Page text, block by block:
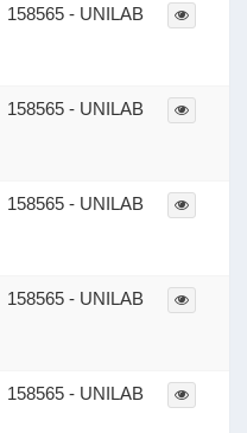
158565 - UNILAB
158565 - UNILAB
158565 - UNILAB
158565 - UNILAB
158565 - UNILAB